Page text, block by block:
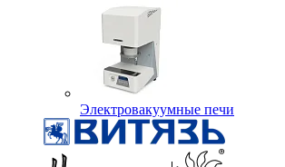
Электровакуумные печи